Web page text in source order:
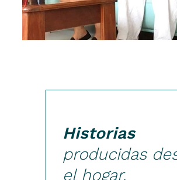
Historias
producidas
el hogar.